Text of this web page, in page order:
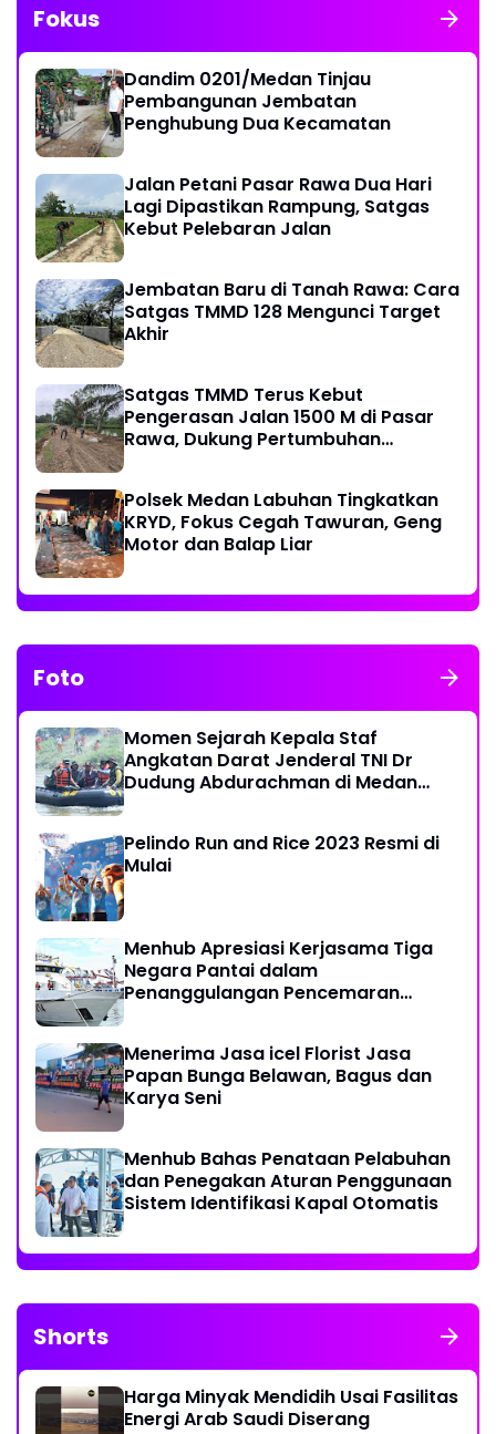
Fokus
Dandim 0201/Medan Tinjau
Pembangunan Jembatan
Penghubung Dua Kecamatan
Jalan Petani Pasar Rawa Dua Hari
Lagi Dipastikan Rampung, Satgas
Kebut Pelebaran Jalan
Jembatan Baru di Tanah Rawa: Cara
Satgas TMMD 128 Mengunci Target
Akhir
Satgas TMMD Terus Kebut
Pengerasan Jalan 1500 M di Pasar
Rawa, Dukung Pertumbuhan
Polsek Medan Labuhan Tingkatkan
KRYD, Fokus Cegah Tawuran, Geng
Motor dan Balap Liar
Foto
Momen Sejarah Kepala Staf
Angkatan Darat Jenderal TNI Dr
Dudung Abdurachman di Medan
Pelindo Run and Rice 2023 Resmi di
Mulai
Menhub Apresiasi Kerjasama Tiga
Negara Pantai dalam
Penanggulangan Pencemaran
Menerima Jasa icel Florist Jasa
Papan Bunga Belawan, Bagus dan
Karya Seni
Menhub Bahas Penataan Pelabuhan
dan Penegakan Aturan Penggunaan
Sistem Identifikasi Kapal Otomatis
Shorts
Harga Minyak Mendidih Usai Fasilitas
Energi Arab Saudi Diserang